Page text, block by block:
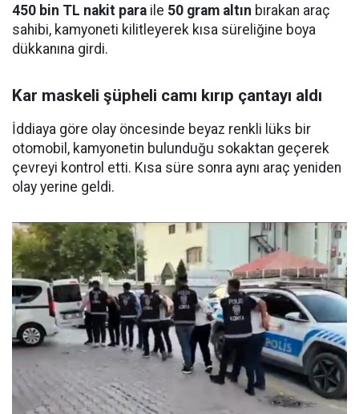
450 bin TL nakit para ile 50 gram altın bırakan araç
sahibi, kamyoneti kilitleyerek kısa süreliğine boya
dükkanına girdi.
Kar maskeli şüpheli camı kırıp çantayı aldı
İddiaya göre olay öncesinde beyaz renkli lüks bir
otomobil, kamyonetin bulunduğu sokaktan geçerek
çevreyi kontrol etti. Kısa süre sonra aynı araç yeniden
olay yerine geldi.